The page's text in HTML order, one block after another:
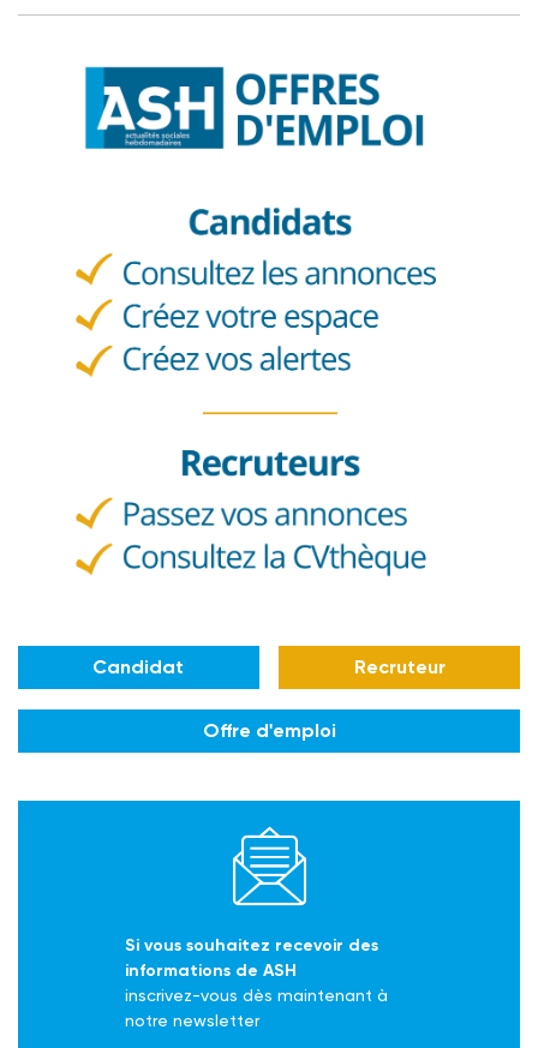
Candidat Recruteur
Offre d'emploi
Si vous souhaitez recevoir des
informations de ASH
inscrivez-vous dès maintenant à
notre newsletter